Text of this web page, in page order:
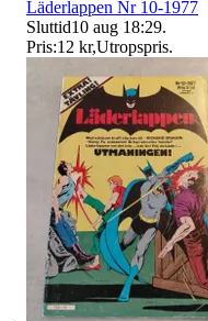
Läderlappen Nr 10-1977
Sluttid10 aug 18:29.
Pris:12 kr,Utropspris.